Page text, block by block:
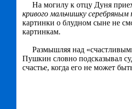
На могилу к отцу Дуня
кривого мальчишку
картин­ки о блудном сыне не
картинкам.
Размышляя над
Пушкин словно под­сказывал
счастье, когда его не может